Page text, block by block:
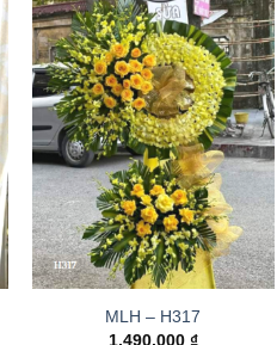
MLH – H317
1.490.000 ₫